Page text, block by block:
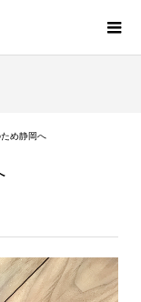
め静岡へ